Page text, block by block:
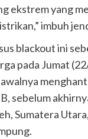
ekstrem yang
imbuh
blackout ini
pada Jumat
sebelum
Sumatera